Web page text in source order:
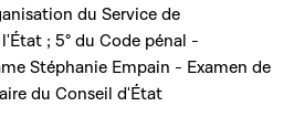
du Service de
; 5° du Code pénal -
Stéphanie Empain - Examen de
du Conseil d'État